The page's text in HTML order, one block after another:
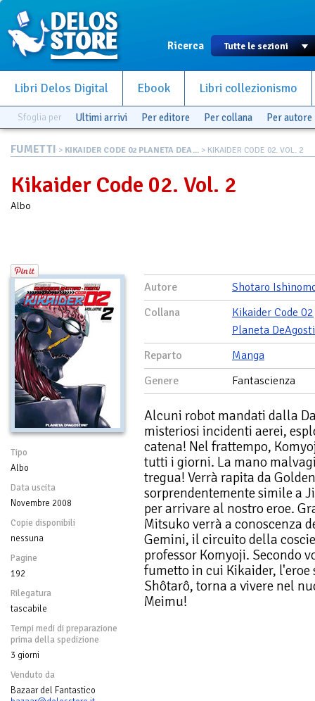
Ricerca
Libri Delos Digital Ebook Libri collezionismo
Sfoglia per Ultimi arrivi Per editore Per collana Per autore
FUMETTI > KIKAIDER CODE 02 PLANETA DEA... > KIKAIDER CODE 02. VOL. 2
Kikaider Code 02. Vol. 2
Albo
Tipo
Albo
Data uscita
Novembre 2008
Copie disponibili
nessuna
Pagine
192
Rilegatura
tascabile
Tempi medi di preparazione
prima della spedizione
3 giorni
Venduto da
Bazaar del Fantastico
Autore
Shotaro
Collana
Kikaider Code 02
Planeta
Reparto
Manga
Genere
Fantascienza
Alcuni robot mandati dalla
misteriosi incidenti aerei,
catena! Nel frattempo,
tutti i giorni. La mano
tregua! Verrà rapita da
sorprendentemente simile a
per arrivare al nostro eroe.
Mitsuko verrà a conoscenza
Gemini, il circuito della
professor Komyoji. Secondo
fumetto in cui Kikaider,
Shôtarô, torna a vivere nel
Meimu!